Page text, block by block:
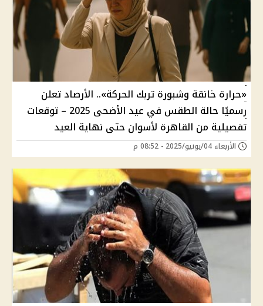
«حرارة خانقة وشبورة تربك الحركة».. الأرصاد تعلن
رسميًا حالة الطقس في عيد الأضحى 2025 – توقعات
تفصيلية من القاهرة لأسوان حتى نهاية العيد
الأربعاء 04/يونيو/2025 - 08:52 م